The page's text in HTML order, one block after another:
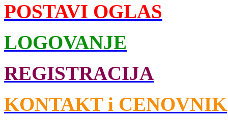
POSTAVI OGLAS
LOGOVANJE
REGISTRACIJA
KONTAKT i CENOVNIK